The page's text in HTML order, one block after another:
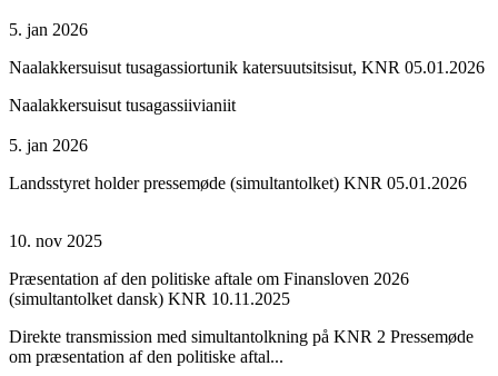
5. jan 2026
Naalakkersuisut tusagassiortunik katersuutsitsisut, KNR 05.01.2026
Naalakkersuisut tusagassiivianiit
5. jan 2026
Landsstyret holder pressemøde (simultantolket) KNR 05.01.2026
10. nov 2025
Præsentation af den politiske aftale om Finansloven 2026
(simultantolket dansk) KNR 10.11.2025
Direkte transmission med simultantolkning på KNR 2 Pressemøde
om præsentation af den politiske aftal...